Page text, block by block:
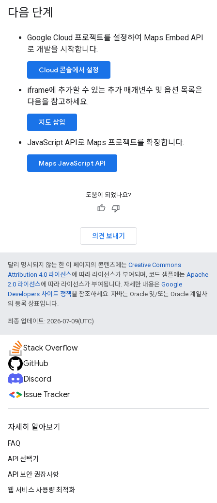
다음 단계
Google Cloud 프로젝트를 설정하여 Maps Embed API
로 개발을 시작합니다.
Cloud 콘솔에서 설정
iframe에 추가할 수 있는 추가 매개변수 및 옵션 목록은
다음을 참고하세요.
지도 삽입
JavaScript API로 Maps 프로젝트를 확장합니다.
Maps JavaScript API
도움이 되었나요?
의견 보내기
달리 명시되지 않는 한 이 페이지의 콘텐츠에는 Creative Commons
Attribution 4.0 라이선스에 따라 라이선스가 부여되며, 코드 샘플에는 Apache
2.0 라이선스에 따라 라이선스가 부여됩니다. 자세한 내용은 Google
Developers 사이트 정책을 참조하세요. 자바는 Oracle 및/또는 Oracle 계열사
의 등록 상표입니다.
최종 업데이트: 2026-07-09(UTC)
Stack Overflow
GitHub
Discord
Issue Tracker
자세히 알아보기
FAQ
API 선택기
API 보안 권장사항
웹 서비스 사용량 최적화